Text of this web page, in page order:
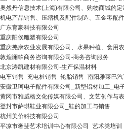
奥然丹信息技术(上海)有限公司、购物商城的
机电产品销售、压缩机及配件制造、五金零配
广东育豪科技有限公司
重庆阳侯雕塑有限公司
重庆羌康农业发展有限公司、水果种植、食用
敦煌澜帕商务咨询有限公司-商务咨询服务
北京涛凯建材有限公司-生产保温材料
电车销售_充电桩销售_轮胎销售_南阳雅莱巴
安徽卫珂电子配件有限公司_新型铝材加工_电
黄冈市雅威格文化传媒有限公司、文艺创作与
登封市萨琪鞋业有限公司_鞋的加工与销售
杭州美价科技有限公司
平凉市奢斐艺术培训中心有限公司_艺术类培训